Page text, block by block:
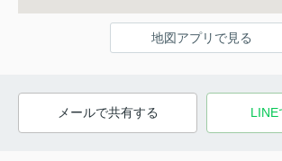
地図アプリで見る
メールで共有する LINE